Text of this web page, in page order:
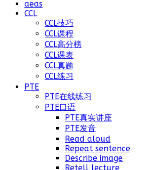
aeas
CCL
CCL技巧
CCL课程
CCL高分榜
CCL课表
CCL真题
CCL练习
PTE
PTE在线练习
PTE口语
PTE真实讲座
PTE发音
Read aloud
Repeat sentence
Describe image
Retell lecture